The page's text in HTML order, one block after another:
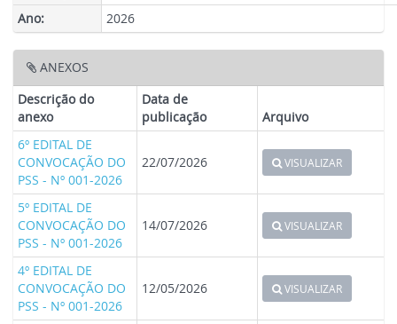
Ano: 2026
ANEXOS
Descrição do
anexo
Data de
publicação
Arquivo
6º EDITAL DE
CONVOCAÇÃO DO
PSS - Nº 001-2026
22/07/2026 VISUALIZAR
5º EDITAL DE
CONVOCAÇÃO DO
PSS - Nº 001-2026
14/07/2026 VISUALIZAR
4º EDITAL DE
CONVOCAÇÃO DO
PSS - Nº 001-2026
12/05/2026 VISUALIZAR